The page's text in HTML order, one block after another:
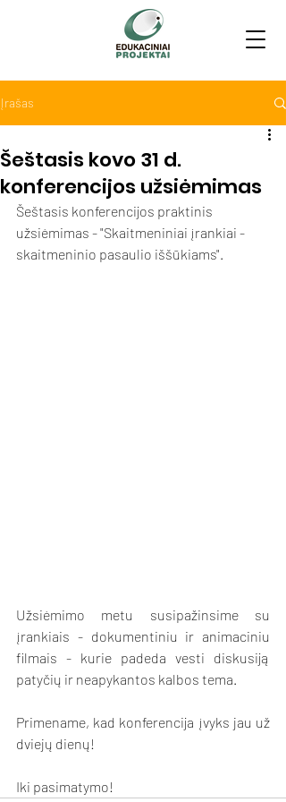
Įrašas
Šeštasis kovo 31 d.
konferencijos užsiėmimas
Šeštasis konferencijos praktinis
užsiėmimas - "Skaitmeniniai įrankiai -
skaitmeninio pasaulio iššūkiams".
Užsiėmimo metu susipažinsime su
įrankiais - dokumentiniu ir animaciniu
filmais - kurie padeda vesti diskusiją
patyčių ir neapykantos kalbos tema.
Primename, kad konferencija įvyks jau už
dviejų dienų!
Iki pasimatymo!